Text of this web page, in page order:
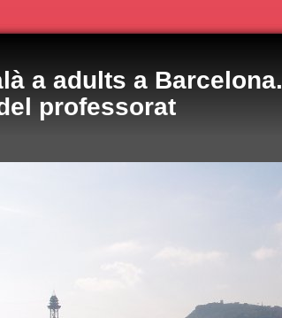
a adults a Barcelona.
professorat